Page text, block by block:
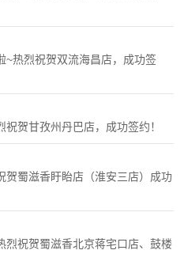
~热烈祝贺双流海昌店，成功签
贺甘孜州丹巴店，成功签约！
贺蜀滋香盱眙店（淮安三店）成功
烈祝贺蜀滋香北京蒋宅口店、鼓楼